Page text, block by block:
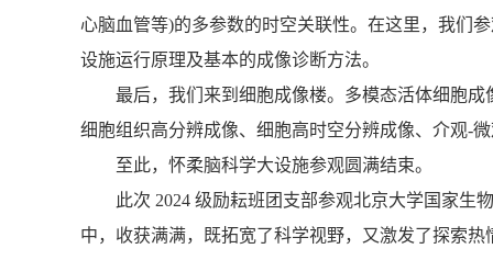
心脑血管等)的多参数的时空关联性。在这里，我们
设施运行原理及基本的成像诊断方法。
最后，我们来到细胞成像楼。多模态活体细胞
细胞组织高分辨成像、细胞高时空分辨成像、介观-
至此，怀柔脑科学大设施参观圆满结束。
此次 2024 级励耘班团支部参观北京大学国家生
中，收获满满，既拓宽了科学视野，又激发了探索